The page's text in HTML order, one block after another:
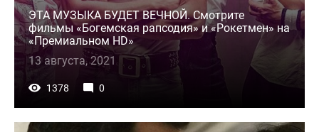
ЭТА МУЗЫКА БУДЕТ ВЕЧНОЙ. Смотрите
фильмы «Богемская рапсодия» и «Рокетмен» на
«Премиальном HD»
13 августа, 2021
1378 0